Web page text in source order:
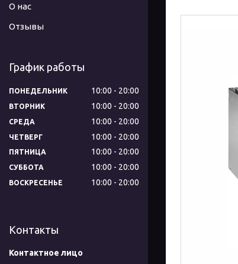
О нас
Отзывы
График работы
ПОНЕДЕЛЬНИК 10:00 20:00
ВТОРНИК 10:00 20:00
СРЕДА 10:00 20:00
ЧЕТВЕРГ 10:00 20:00
ПЯТНИЦА 10:00 20:00
СУББОТА 10:00 20:00
ВОСКРЕСЕНЬЕ 10:00 20:00
Контакты